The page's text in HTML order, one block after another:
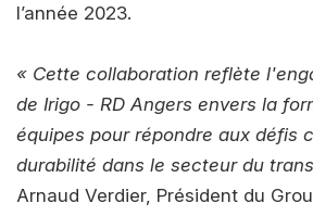
l’année 2023.
« Cette collaboration reflète
de Irigo - RD Angers envers la
équipes pour répondre aux défis
durabilité dans le secteur du
Arnaud Verdier, Président du